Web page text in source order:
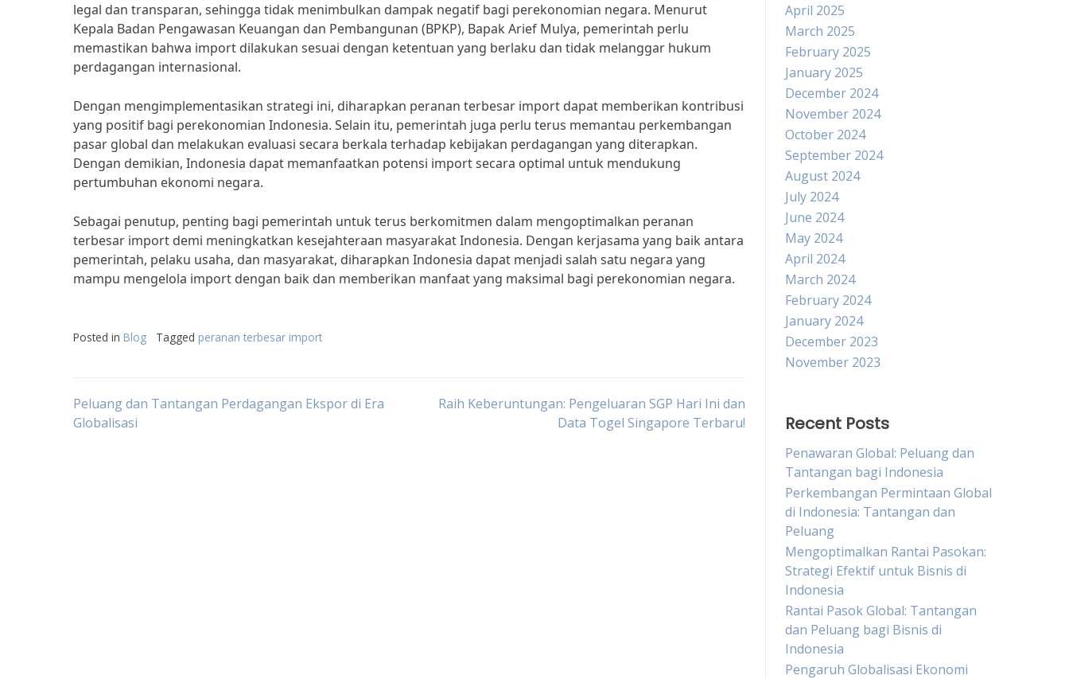
legal dan transparan, sehingga tidak menimbulkan dampak negatif bagi perekonomian negara. Menurut
Kepala Badan Pengawasan Keuangan dan Pembangunan (BPKP), Bapak Arief Mulya, pemerintah perlu
memastikan bahwa import dilakukan sesuai dengan ketentuan yang berlaku dan tidak melanggar hukum
perdagangan internasional.
Dengan mengimplementasikan strategi ini, diharapkan peranan terbesar import dapat memberikan kontribusi
yang positif bagi perekonomian Indonesia. Selain itu, pemerintah juga perlu terus memantau perkembangan
pasar global dan melakukan evaluasi secara berkala terhadap kebijakan perdagangan yang diterapkan.
Dengan demikian, Indonesia dapat memanfaatkan potensi import secara optimal untuk mendukung
pertumbuhan ekonomi negara.
Sebagai penutup, penting bagi pemerintah untuk terus berkomitmen dalam mengoptimalkan peranan
terbesar import demi meningkatkan kesejahteraan masyarakat Indonesia. Dengan kerjasama yang baik antara
pemerintah, pelaku usaha, dan masyarakat, diharapkan Indonesia dapat menjadi salah satu negara yang
mampu mengelola import dengan baik dan memberikan manfaat yang maksimal bagi perekonomian negara.
Posted in Blog Tagged peranan terbesar import
Post
Peluang dan Tantangan Perdagangan Ekspor di Era
Globalisasi
Raih Keberuntungan: Pengeluaran SGP Hari Ini dan
Data Togel Singapore Terbaru!
April 2025
March 2025
February 2025
January 2025
December 2024
November 2024
October 2024
September 2024
August 2024
July 2024
June 2024
May 2024
April 2024
March 2024
February 2024
January 2024
December 2023
November 2023
Recent Posts
Penawaran Global: Peluang dan
Tantangan bagi Indonesia
Perkembangan Permintaan Global
di Indonesia: Tantangan dan
Peluang
Mengoptimalkan Rantai Pasokan:
Strategi Efektif untuk Bisnis di
Indonesia
Rantai Pasok Global: Tantangan
dan Peluang bagi Bisnis di
Indonesia
Pengaruh Globalisasi Ekonomi